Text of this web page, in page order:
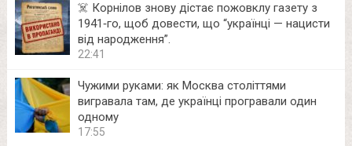
☠️ Корнілов знову дістає пожовклу газету з
1941‑го, щоб довести, що “українці — нацисти
від народження”.
22:41
Чужими руками: як Москва століттями
вигравала там, де українці програвали один
одному
17:55